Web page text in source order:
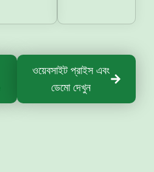
ওয়েবসাইট প্রাইস এবং
ডেমো দেখুন